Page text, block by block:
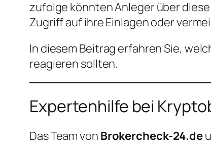
zufolge könnten Anleger über
Zugriff auf ihre Einlagen oder
In diesem Beitrag erfahren Sie,
reagieren sollten.
Expertenhilfe bei
Das Team von Brokercheck-24.de